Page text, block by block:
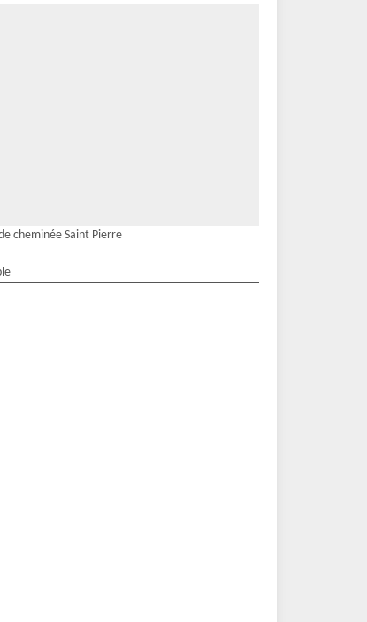
cheminée Saint Pierre